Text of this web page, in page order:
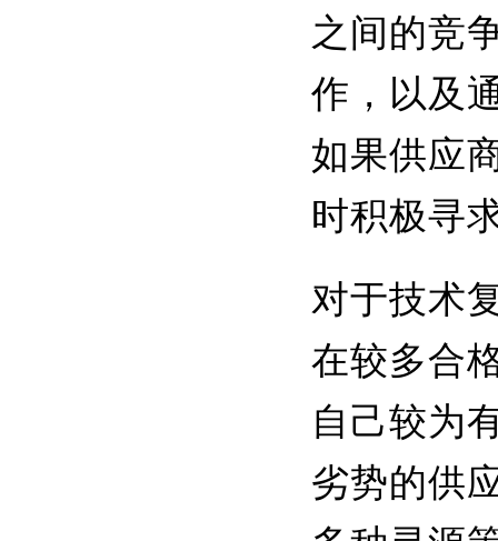
之间的竞
作，以及
如果供应
时积极寻
对于技术
在较多合
自己较为
劣势的供